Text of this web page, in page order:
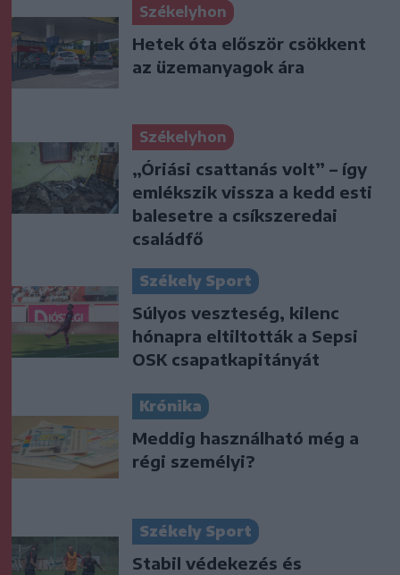
Székelyhon
Hetek óta először csökkent
az üzemanyagok ára
Székelyhon
„Óriási csattanás volt” – így
emlékszik vissza a kedd esti
balesetre a csíkszeredai
családfő
Székely Sport
Súlyos veszteség, kilenc
hónapra eltiltották a Sepsi
OSK csapatkapitányát
Krónika
Meddig használható még a
régi személyi?
Székely Sport
Stabil védekezés és